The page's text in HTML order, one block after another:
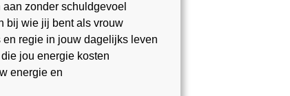
zonder schuldgevoel
bij wie jij bent als vrouw
regie in jouw dagelijks leven
jou energie kosten
energie en